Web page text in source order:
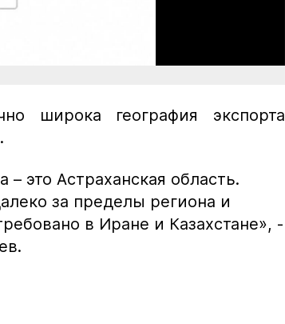
широка география экспорта
это Астраханская область.
за пределы региона и
в Иране и Казахстане», -